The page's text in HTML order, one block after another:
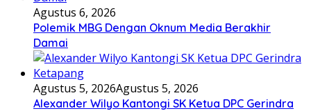
Agustus 6, 2026
Polemik MBG Dengan Oknum Media Berakhir
Damai
Agustus 5, 2026Agustus 5, 2026
Alexander Wilyo Kantongi SK Ketua DPC Gerindra